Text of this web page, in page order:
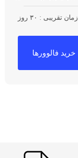
زمان تقریبی : ۳۰ روز
خرید فالوورها